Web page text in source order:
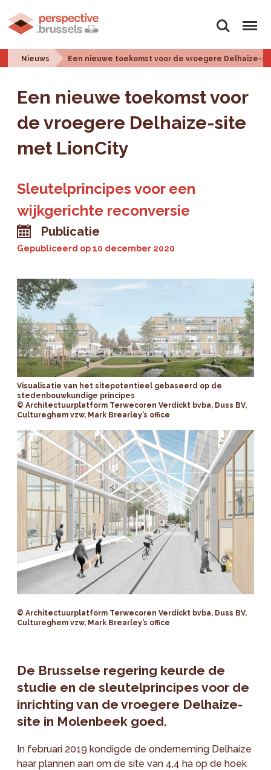
Zoeken Menu
Nieuws Een nieuwe toekomst voor de vroegere Delhaize-
Een nieuwe toekomst voor
de vroegere Delhaize-site
met LionCity
Sleutelprincipes voor een
wijkgerichte reconversie
Publicatie
Gepubliceerd op10 december 2020
Visualisatie van het sitepotentieel gebaseerd op de
stedenbouwkundige principes
© Architectuurplatform Terwecoren Verdickt bvba, Duss BV,
Cultureghem vzw, Mark Brearley’s office
© Architectuurplatform Terwecoren Verdickt bvba, Duss BV,
Cultureghem vzw, Mark Brearley’s office
De Brusselse regering keurde de
studie en de sleutelprincipes voor de
inrichting van de vroegere Delhaize-
site in Molenbeek goed.
In februari 2019 kondigde de onderneming Delhaize
haar plannen aan om de site van 4,4 ha op de hoek